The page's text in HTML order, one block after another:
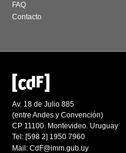
FAQ
Contacto
Av. 18 de Julio 885
(entre Andes y Convención)
CP 11100. Montevideo. Uruguay
Tel: [598 2] 1950 7960
Mail: CdF@imm.gub.uy